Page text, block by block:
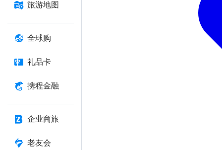
旅游地图
全球购
礼品卡
携程金融
企业商旅
老友会